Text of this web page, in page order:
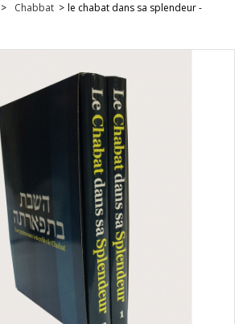
> Chabbat > le chabat dans sa splendeur -